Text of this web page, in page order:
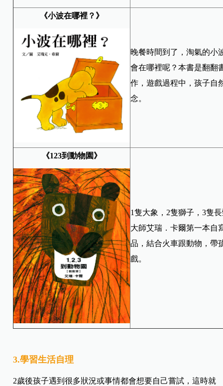
《小波在哪裡？ 》
晚餐時間到了，淘氣的小
會在哪裡呢？本書是翻翻
作，遊戲過程中，孩子自
念。
《123到動物園》
1隻大象，2隻獅子，3隻
大師艾瑞．卡爾第一本自
品，結合火車跟動物，帶
戲。
3.學習生活自理
2歲後孩子遇到很多狀況或事情都會想要自己嘗試，這時就